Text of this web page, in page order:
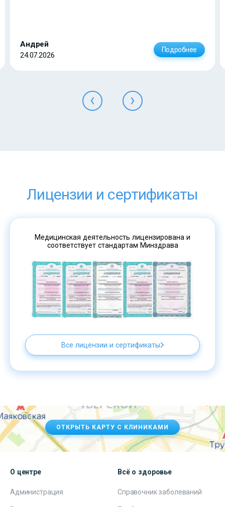
Андрей
24.07.2026
Подробнее
Лицензии и сертификаты
Медицинская деятельность лицензирована и
соответствует стандартам Минздрава
Все лицензии и сертификаты
ОТКРЫТЬ КАРТУ С КЛИНИКАМИ
О центре
Администрация
Всё о здоровье
Справочник заболеваний